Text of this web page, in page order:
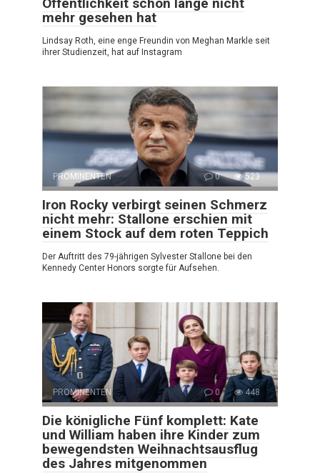
Öffentlichkeit schon lange nicht
mehr gesehen hat
Lindsay Roth, eine enge Freundin von Meghan Markle seit
ihrer Studienzeit, hat auf Instagram
PROMINENTEN 0 523
Iron Rocky verbirgt seinen Schmerz
nicht mehr: Stallone erschien mit
einem Stock auf dem roten Teppich
Der Auftritt des 79-jährigen Sylvester Stallone bei den
Kennedy Center Honors sorgte für Aufsehen.
PROMINENTEN 0 448
Die königliche Fünf komplett: Kate
und William haben ihre Kinder zum
bewegendsten Weihnachtsausflug
des Jahres mitgenommen